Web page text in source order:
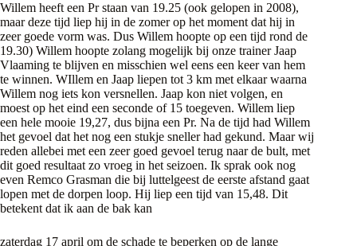
Willem heeft een Pr staan van 19.25 (ook gelopen in 2008),
maar deze tijd liep hij in de zomer op het moment dat hij in
zeer goede vorm was. Dus Willem hoopte op een tijd rond de
19.30) Willem hoopte zolang mogelijk bij onze trainer Jaap
Vlaaming te blijven en misschien wel eens een keer van hem
te winnen. WIllem en Jaap liepen tot 3 km met elkaar waarna
Willem nog iets kon versnellen. Jaap kon niet volgen, en
moest op het eind een seconde of 15 toegeven. Willem liep
een hele mooie 19,27, dus bijna een Pr. Na de tijd had Willem
het gevoel dat het nog een stukje sneller had gekund. Maar wij
reden allebei met een zeer goed gevoel terug naar de bult, met
dit goed resultaat zo vroeg in het seizoen. Ik sprak ook nog
even Remco Grasman die bij luttelgeest de eerste afstand gaat
lopen met de dorpen loop. Hij liep een tijd van 15,48. Dit
betekent dat ik aan de bak kan
zaterdag 17 april om de schade te beperken op de lange